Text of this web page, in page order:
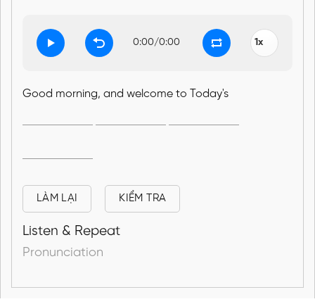
0:00/0:00
Good morning, and welcome to Today's
LÀM LẠI KIỂM TRA
Listen & Repeat
Pronunciation